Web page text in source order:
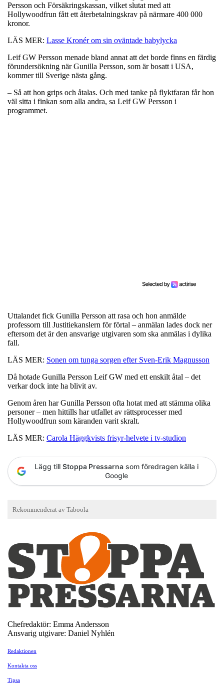
Persson och Försäkringskassan, vilket slutat med att
Hollywoodfrun fått ett återbetalningskrav på närmare 400 000
kronor.
LÄS MER: Lasse Kronér om sin oväntade babylycka
Leif GW Persson menade bland annat att det borde finns en färdig
förundersökning när Gunilla Persson, som är bosatt i USA,
kommer till Sverige nästa gång.
– Så att hon grips och åtalas. Och med tanke på flyktfaran får hon
väl sitta i finkan som alla andra, sa Leif GW Persson i
programmet.
Uttalandet fick Gunilla Persson att rasa och hon anmälde
professorn till Justitiekanslern för förtal – anmälan lades dock ner
eftersom det är den ansvarige utgivaren som ska anmälas i dylika
fall.
LÄS MER: Sonen om tunga sorgen efter Sven-Erik Magnusson
Då hotade Gunilla Persson Leif GW med ett enskilt åtal – det
verkar dock inte ha blivit av.
Genom åren har Gunilla Persson ofta hotat med att stämma olika
personer – men hittills har utfallet av rättsprocesser med
Hollywoodfrun som käranden varit skralt.
LÄS MER: Carola Häggkvists frisyr-helvete i tv-studion
Lägg till Stoppa Pressarna som föredragen källa i
Google
Chefredaktör: Emma Andersson
Ansvarig utgivare: Daniel Nyhlén
Redaktionen
Kontakta oss
Tipsa